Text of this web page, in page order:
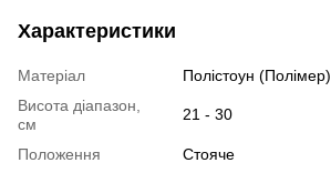
Характеристики
Матеріал
Полістоун (Полімер)
Висота діапазон,
см
21 - 30
Положення
Стояче